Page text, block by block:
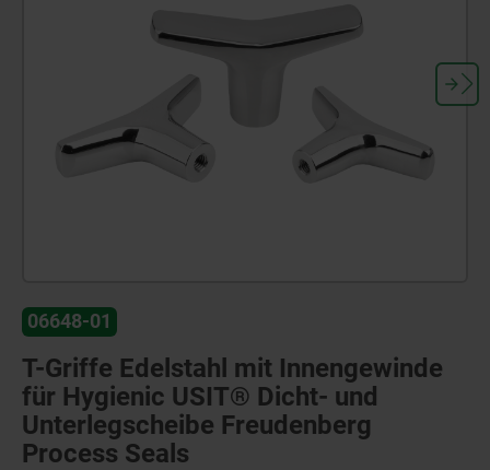
06648-01
T-Griffe Edelstahl mit Innengewinde
für Hygienic USIT® Dicht- und
Unterlegscheibe Freudenberg
Process Seals